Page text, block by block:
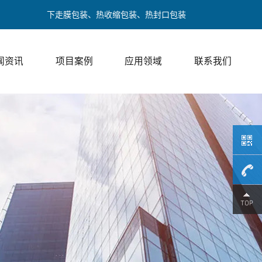
装、下走膜包装、热收缩包装、热封口包装
资讯 项目案例 应用领域 联系我们
/ 邓经理